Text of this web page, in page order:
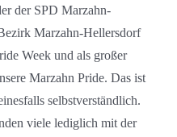
der SPD Marzahn-
Marzahn-Hellersdorf
Week und als großer
Marzahn Pride. Das ist
selbstverständlich.
viele lediglich mit der